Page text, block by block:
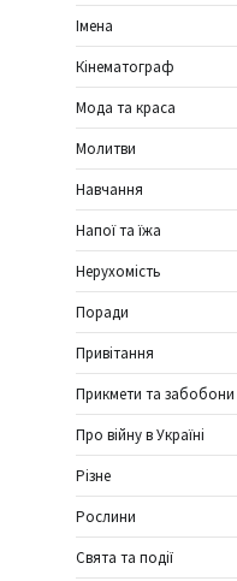
Імена
Кінематограф
Мода та краса
Молитви
Навчання
Напої та їжа
Нерухомість
Поради
Привітання
Прикмети та забобони
Про війну в Україні
Різне
Рослини
Свята та події